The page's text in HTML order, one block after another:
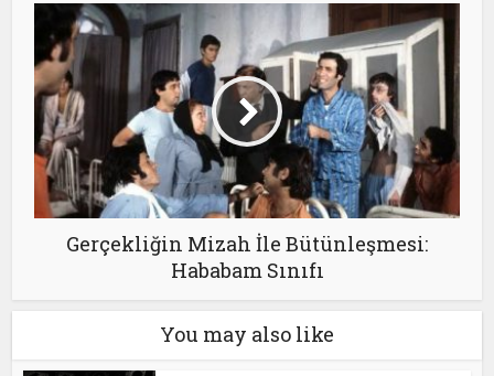
Gerçekliğin Mizah İle Bütünleşmesi:
Hababam Sınıfı
You may also like